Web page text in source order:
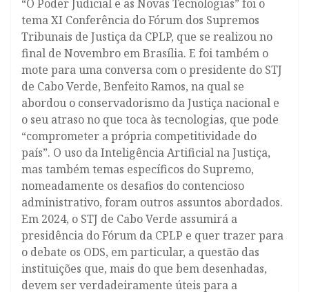
“O Poder Judicial e as Novas Tecnologias” foi o
tema XI Conferência do Fórum dos Supremos
Tribunais de Justiça da CPLP, que se realizou no
final de Novembro em Brasília. E foi também o
mote para uma conversa com o presidente do STJ
de Cabo Verde, Benfeito Ramos, na qual se
abordou o conservadorismo da Justiça nacional e
o seu atraso no que toca às tecnologias, que pode
“comprometer a própria competitividade do
país”. O uso da Inteligência Artificial na Justiça,
mas também temas específicos do Supremo,
nomeadamente os desafios do contencioso
administrativo, foram outros assuntos abordados.
Em 2024, o STJ de Cabo Verde assumirá a
presidência do Fórum da CPLP e quer trazer para
o debate os ODS, em particular, a questão das
instituições que, mais do que bem desenhadas,
devem ser verdadeiramente úteis para a